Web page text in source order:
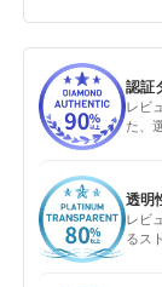
認証
レビ
た、
透明
レビ
るス